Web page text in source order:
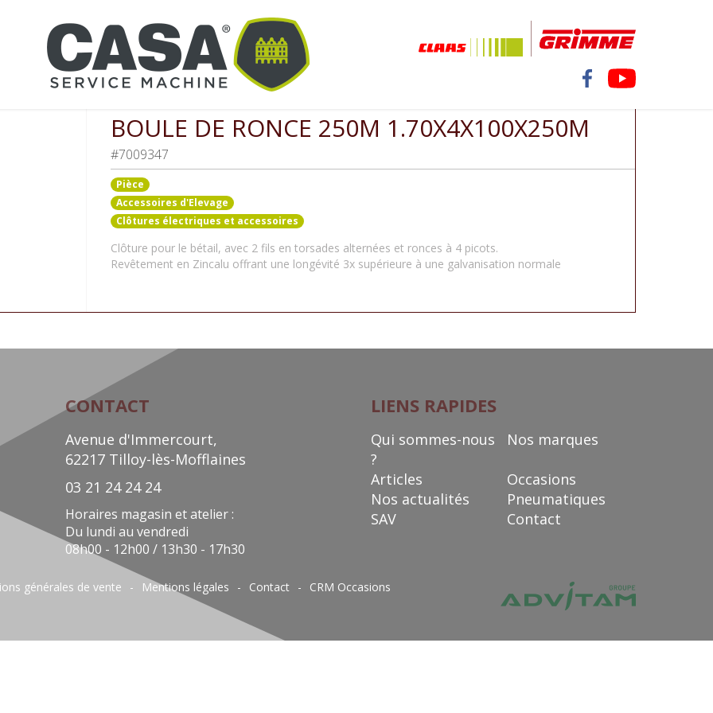
et accessoires Boule de ronce 250M 1.70x4x100x250M
BOULE DE RONCE 250M 1.70X4X100X250M
#7009347
Pièce
Accessoires d'Elevage
Clôtures électriques et accessoires
Clôture pour le bétail, avec 2 fils en torsades alternées et ronces à 4 picots.
Revêtement en Zincalu offrant une longévité 3x supérieure à une galvanisation normale
CONTACT
Avenue d'Immercourt,
62217 Tilloy-lès-Mofflaines
03 21 24 24 24
Horaires magasin et atelier :
Du lundi au vendredi
08h00 - 12h00 / 13h30 - 17h30
LIENS RAPIDES
Qui sommes-nous
?
Nos marques
Articles
Occasions
Nos actualités
Pneumatiques
SAV
Contact
générales de vente Mentions légales Contact CRM Occasions